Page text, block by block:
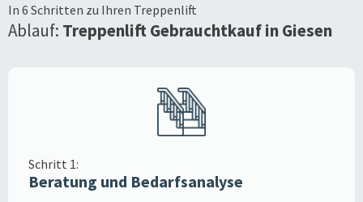
In 6 Schritten zu Ihren Treppenlift
Ablauf: Treppenlift Gebrauchtkauf inGiesen
Schritt 1:
Beratung und Bedarfsanalyse